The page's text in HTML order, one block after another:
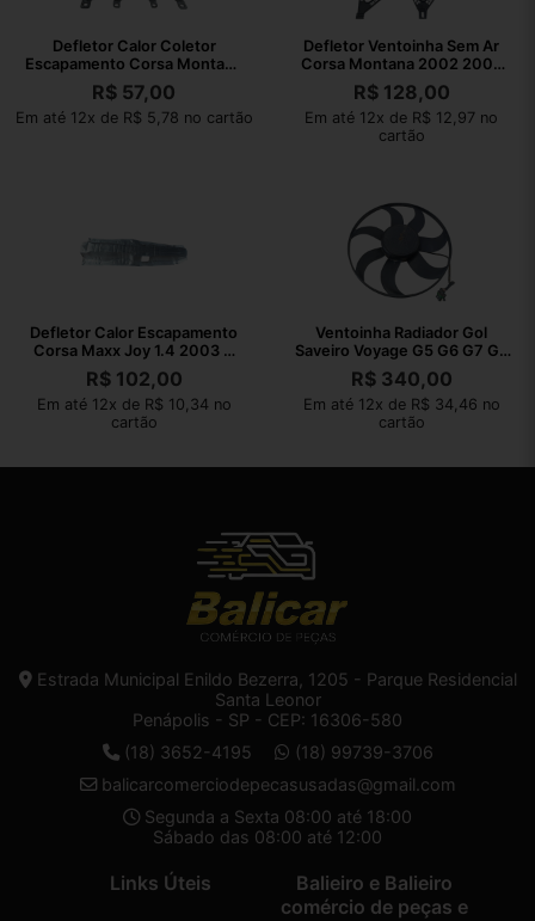
Defletor Calor Coletor
Escapamento Corsa Montana
2002 A 2010
R$ 57,00
Em até 12x de R$ 5,78 no cartão
Defletor Ventoinha Sem Ar
Corsa Montana 2002 2003
2004 A 2010
R$128,00
Em até 12x de R$ 12,97 no
cartão
Defletor Calor Escapamento
Corsa Maxx Joy 1.4 2003 A
2010
R$102,00
Em até 12x de R$ 10,34 no
cartão
Ventoinha Radiador Gol
Saveiro Voyage G5 G6 G7 G8
C/ar
R$340,00
Em até 12x de R$ 34,46 no
cartão
Estrada Municipal Enildo Bezerra, 1205 - Parque Residencial
Santa Leonor
Penápolis - SP - CEP: 16306-580
(18) 3652-4195
(18) 99739-3706
balicarcomerciodepecasusadas@gmail.com
Segunda a Sexta 08:00 até 18:00
Sábado das 08:00 até 12:00
Links Úteis
Balieiro e Balieiro
comércio de peças e